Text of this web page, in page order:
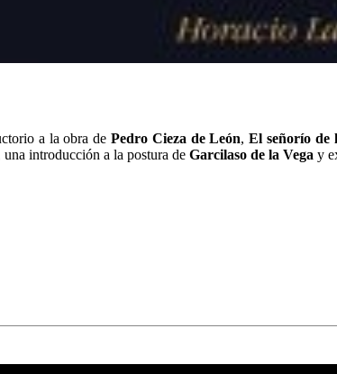
a la obra de Pedro Cieza de León,El señorío de
introducción a la postura de Garcilaso de la Vega y